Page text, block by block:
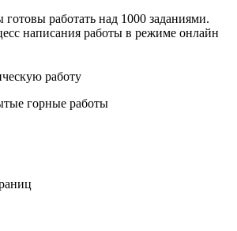
работать над 1000 заданиями.
написания работы в режиме онлайн
работу
горные работы